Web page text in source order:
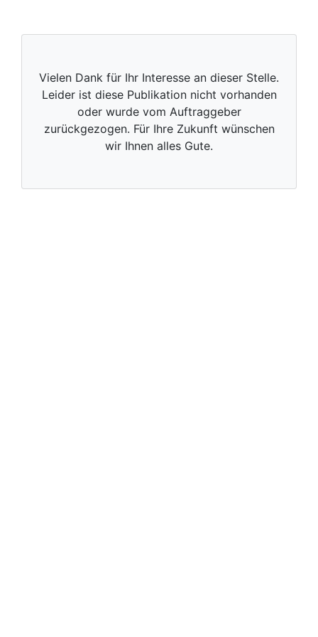
Vielen Dank für Ihr Interesse an dieser Stelle.
Leider ist diese Publikation nicht vorhanden
oder wurde vom Auftraggeber
zurückgezogen. Für Ihre Zukunft wünschen
wir Ihnen alles Gute.